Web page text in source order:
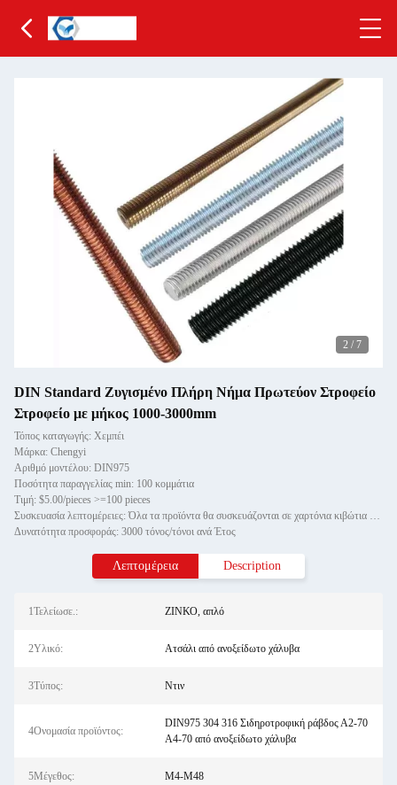
2 / 7
DIN Standard Ζυγισμένο Πλήρη Νήμα Πρωτεύον Στροφείο
Στροφείο με μήκος 1000-3000mm
Τόπος καταγωγής: Χεμπέι
Μάρκα: Chengyi
Αριθμό μοντέλου: DIN975
Ποσότητα παραγγελίας min: 100 κομμάτια
Τιμή: $5.00/pieces >=100 pieces
Συσκευασία λεπτομέρειες: Όλα τα προϊόντα θα συσκευάζονται σε χαρτόνια κιβώτια και στη συνέχεια θα παίζονται σε ξύλινες παλέτε
Δυνατότητα προσφοράς: 3000 τόνος/τόνοι ανά Έτος
Λεπτομέρεια Description
1Τελείωσε.: ΖΙΝΚΟ, απλό
2Υλικό: Ατσάλι από ανοξείδωτο χάλυβα
3Τύπος: Ντιν
4Ονομασία προϊόντος:
DIN975 304 316 Σιδηροτροφική ράβδος Α2-70
Α4-70 από ανοξείδωτο χάλυβα
5Μέγεθος: M4-M48